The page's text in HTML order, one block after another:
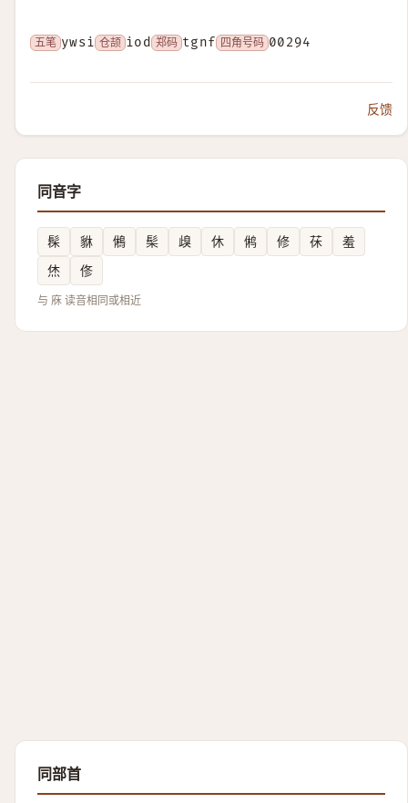
五笔 ywsi 仓颉 iod 郑码 tgnf 四角号码 00294
反馈
同音字
髹 貅 鵂 髤 㱗 休 鸺 修 茠
羞
烋
俢
与 庥 读音相同或相近
同部首